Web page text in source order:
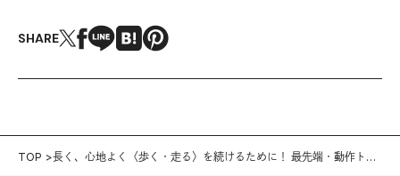
SHARE
TOP
長く、心地よく〈歩く・走る〉を続けるために！ 最先端・動作トレ